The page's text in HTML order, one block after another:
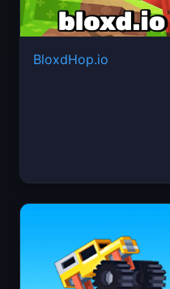
BloxdHop.io